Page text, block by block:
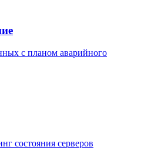
с планом аварийного
состояния серверов